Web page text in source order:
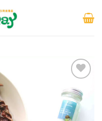
加入
「願
望清
單」